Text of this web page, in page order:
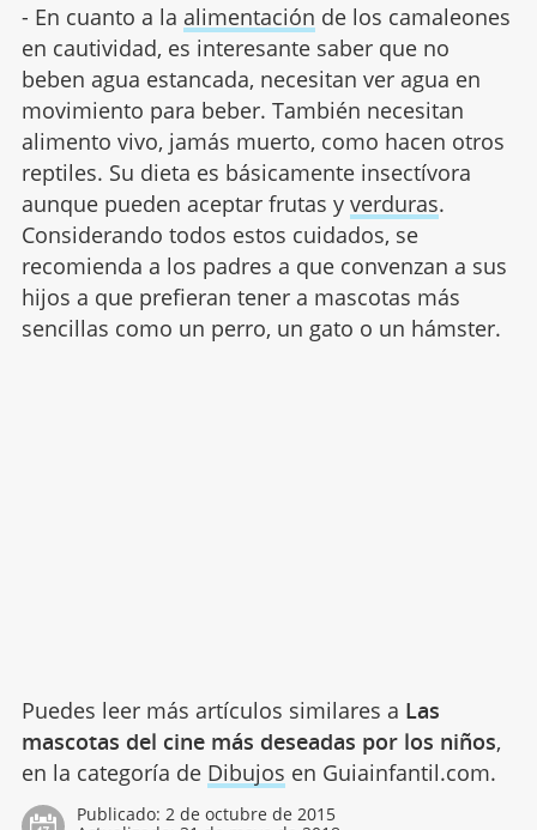
- En cuanto a la alimentación de los camaleones
en cautividad, es interesante saber que no
beben agua estancada, necesitan ver agua en
movimiento para beber. También necesitan
alimento vivo, jamás muerto, como hacen otros
reptiles. Su dieta es básicamente insectívora
aunque pueden aceptar frutas y verduras.
Considerando todos estos cuidados, se
recomienda a los padres a que convenzan a sus
hijos a que prefieran tener a mascotas más
sencillas como un perro, un gato o un hámster.
Puedes leer más artículos similares a Las
mascotas del cine más deseadas por los niños,
en la categoría de Dibujos en Guiainfantil.com.
Publicado: 2 de octubre de 2015